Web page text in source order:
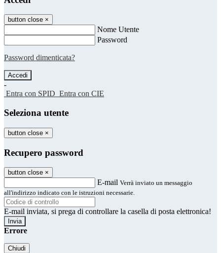
button close ×
Nome Utente
Password
Password dimenticata?
-
Entra con SPID Entra con CIE
Seleziona utente
button close ×
Recupero password
button close ×
E-mail Verrà inviato un messaggio
all'indirizzo indicato con le istruzioni necessarie.
E-mail inviata, si prega di controllare la casella di posta elettronica!
Errore
Chiudi